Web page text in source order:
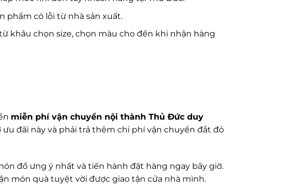
phẩm có lỗi từ nhà sản xuất.
khâu chọn size, chọn màu cho đến khi nhận hàng
miễn phí vận chuyển nội thành Thủ Đức duy
đãi này và phải trả thêm chi phí vận chuyển đắt đỏ
đồ ưng ý nhất và tiến hành đặt hàng ngay bây giờ.
món quà tuyệt vời được giao tận cửa nhà mình.